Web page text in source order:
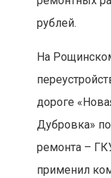
рублей.
На
дороге
Дубровка»
ремонта –
применил